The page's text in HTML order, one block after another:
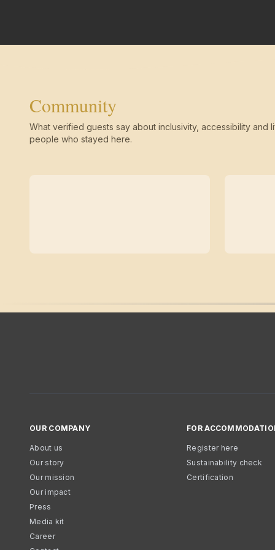
Community
What verified guests say about inclusivity, accessibility and
people who stayed here.
OUR COMPANY
About us
Our story
Our mission
Our impact
Press
Media kit
Career
FOR
Register here
Sustainability check
Certification